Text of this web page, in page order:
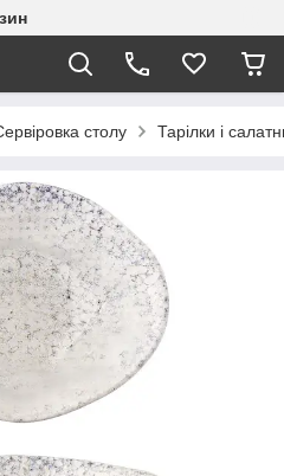
столу Тарілки і